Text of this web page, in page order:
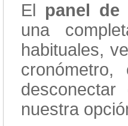
El panel de
una
habituales,
nuestra